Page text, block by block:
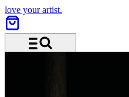
love your artist.